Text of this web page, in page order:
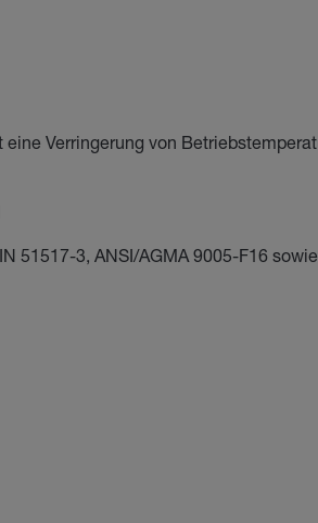
Verringerung von
51517-3, ANSI/AGMA 9005-F16